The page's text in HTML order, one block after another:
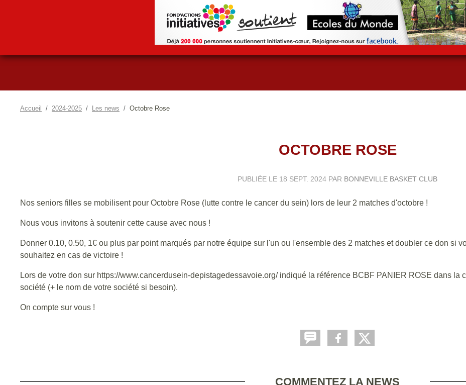
Accueil 2024-2025 Les news Octobre Rose
OCTOBRE ROSE
PUBLIÉE LE 18 SEPT. 2024 PAR BONNEVILLE BASKET CLUB
Nos seniors filles se mobilisent pour Octobre Rose (lutte contre le cancer du sein) lors de leur 2 matches d'octobre !
Nous vous invitons à soutenir cette cause avec nous !
Donner 0.10, 0.50, 1€ ou plus par point marqués par notre équipe sur l'un ou l'ensemble des 2 matches et doubler ce don si
souhaitez en cas de victoire !
Lors de votre don sur https://www.cancerdusein-depistagedessavoie.org/ indiqué la référence BCBF PANIER ROSE dans la
société (+ le nom de votre société si besoin).
On compte sur vous !
COMMENTEZ LA NEWS